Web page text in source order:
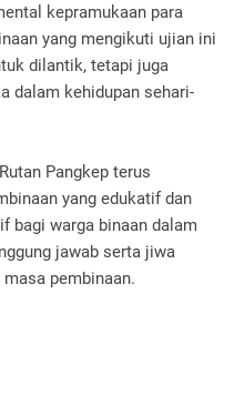
kepramukaan para
yang mengikuti ujian ini
dilantik, tetapi juga
dalam kehidupan sehari-
Pangkep terus
yang edukatif dan
bagi warga binaan dalam
jawab serta jiwa
pembinaan.